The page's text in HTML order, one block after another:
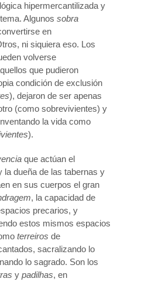
hipermercantilizada y
Algunos sobra
en
ni siquiera eso. Los
volverse
que pudieron
condición de exclusión
), dejaron de ser apenas
(como sobrevivientes) y
la vida como
).
que actúan el
la dueña de las tabernas y
en sus cuerpos el gran
, la capacidad de
precarios, y
estos mismos espacios
terreiros de
sacralizando lo
lo sagrado. Son los
y padilhas, en